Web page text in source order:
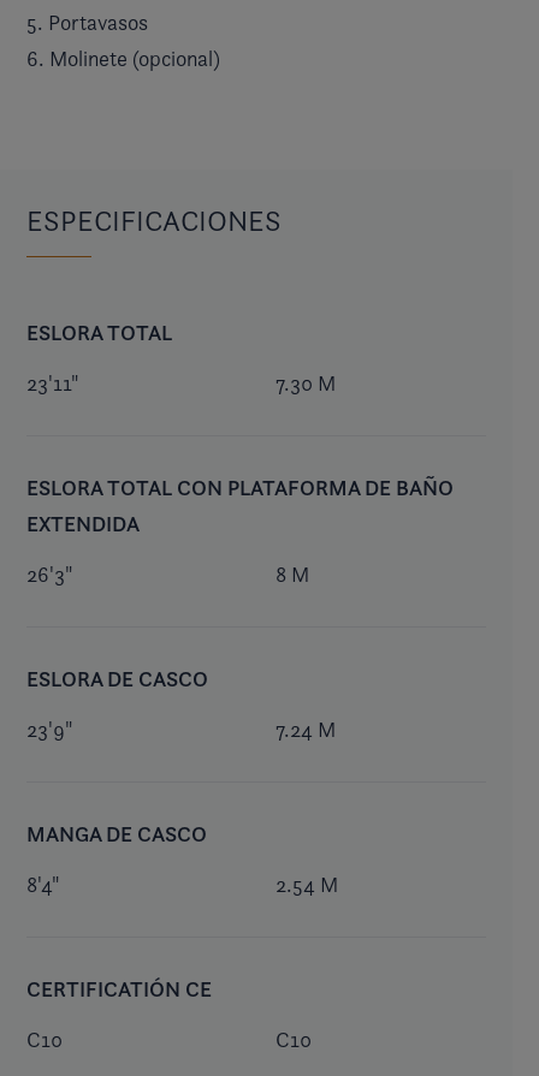
5. Portavasos
6. Molinete (opcional)
ESPECIFICACIONES
ESLORA TOTAL
23'11" 7.30 M
ESLORA TOTAL CON PLATAFORMA DE BAÑO
EXTENDIDA
26'3" 8 M
ESLORA DE CASCO
23'9" 7.24 M
MANGA DE CASCO
8'4" 2.54 M
CERTIFICATIÓN CE
C10 C10